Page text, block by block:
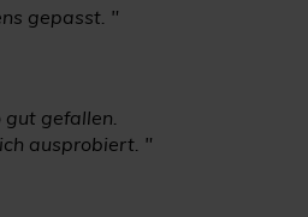
gepasst. "
gefallen.
ausprobiert. "